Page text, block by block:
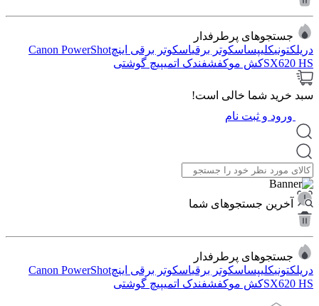
جستجوهای پرطرفدار
دریلکتونیکلیپساسکوتر برقیاسکوتر برقی اینچCanon PowerShot
SX620 HSکش موکفشفندک اتمیپیچ گوشتی
سبد خرید شما خالی است!
ورود و ثبت نام
آخرین جستجوهای شما
جستجوهای پرطرفدار
دریلکتونیکلیپساسکوتر برقیاسکوتر برقی اینچCanon PowerShot
SX620 HSکش موکفشفندک اتمیپیچ گوشتی